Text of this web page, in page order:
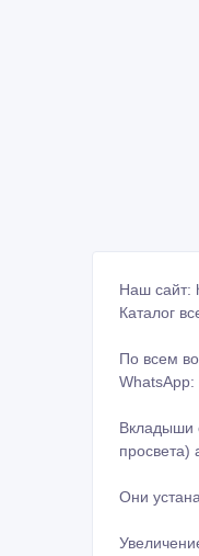
Наш сайт:
Каталог
По всем
Вкладыши
просвета)
Они